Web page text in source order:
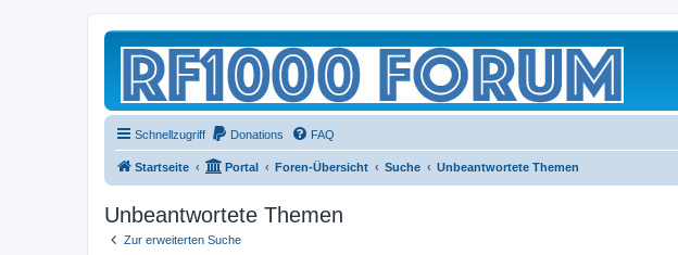
Schnellzugriff Donations FAQ
Startseite Portal Foren-Übersicht Suche Unbeantwortete Themen
Unbeantwortete Themen
Zur erweiterten Suche